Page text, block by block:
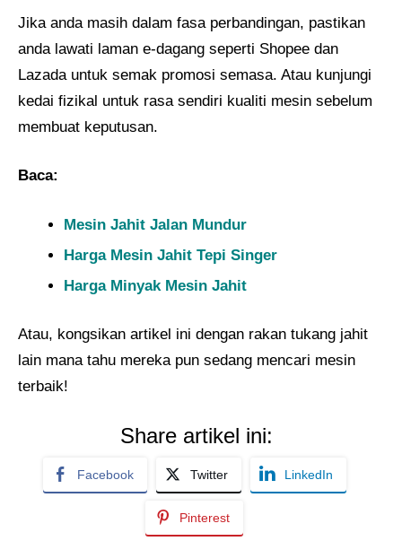
Jika anda masih dalam fasa perbandingan, pastikan
anda lawati laman e-dagang seperti Shopee dan
Lazada untuk semak promosi semasa. Atau kunjungi
kedai fizikal untuk rasa sendiri kualiti mesin sebelum
membuat keputusan.
Baca:
Mesin Jahit Jalan Mundur
Harga Mesin Jahit Tepi Singer
Harga Minyak Mesin Jahit
Atau, kongsikan artikel ini dengan rakan tukang jahit
lain mana tahu mereka pun sedang mencari mesin
terbaik!
Share artikel ini:
Facebook Twitter LinkedIn
Pinterest